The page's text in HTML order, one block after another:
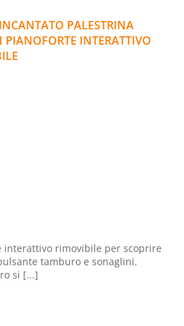
PALESTRINA
PIANOFORTE INTERATTIVO
interattivo rimovibile per scoprire
tamburo e sonaglini.
si [...]